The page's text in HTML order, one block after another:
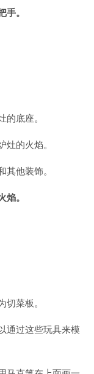
。
底座。
的火焰。
他装饰。
。
菜板。
通过这些玩具来模